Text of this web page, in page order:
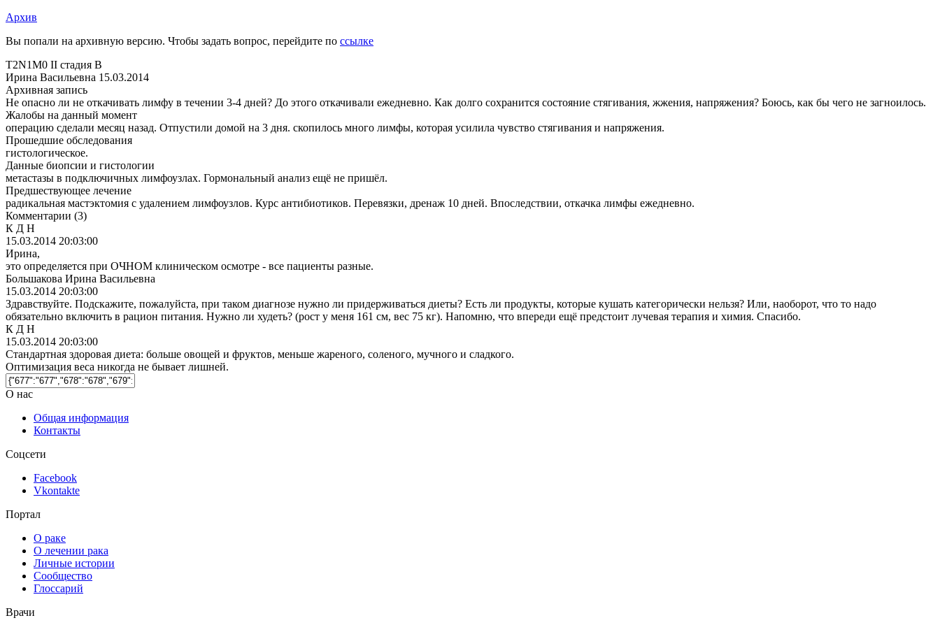
Архив
Вы попали на архивную версию. Чтобы задать вопрос, перейдите по ссылке
T2N1M0 II стадия B
Ирина Васильевна 15.03.2014
Архивная запись
Не опасно ли не откачивать лимфу в течении 3-4 дней? До этого откачивали ежедневно. Как долго сохранится состояние стягивания, жжения, напряжения? Боюсь, как бы чего не загноилось.
Жалобы на данный момент
операцию сделали месяц назад. Отпустили домой на 3 дня. скопилось много лимфы, которая усилила чувство стягивания и напряжения.
Прошедшие обследования
гистологическое.
Данные биопсии и гистологии
метастазы в подключичных лимфоузлах. Гормональный анализ ещё не пришёл.
Предшествующее лечение
радикальная мастэктомия с удалением лимфоузлов. Курс антибиотиков. Перевязки, дренаж 10 дней. Впоследствии, откачка лимфы ежедневно.
Комментарии (3)
К Д Н
15.03.2014 20:03:00
Ирина,
это определяется при ОЧНОМ клиническом осмотре - все пациенты разные.
Большакова Ирина Васильевна
15.03.2014 20:03:00
Здравствуйте. Подскажите, пожалуйста, при таком диагнозе нужно ли придерживаться диеты? Есть ли продукты, которые кушать категорически нельзя? Или, наоборот, что то надо
обязательно включить в рацион питания. Нужно ли худеть? (рост у меня 161 см, вес 75 кг). Напомню, что впереди ещё предстоит лучевая терапия и химия. Спасибо.
К Д Н
15.03.2014 20:03:00
Стандартная здоровая диета: больше овощей и фруктов, меньше жареного, соленого, мучного и сладкого.
Оптимизация веса никогда не бывает лишней.
О нас
Общая информация
Контакты
Соцсети
Facebook
Vkontakte
Портал
О раке
О лечении рака
Личные истории
Сообщество
Глоссарий
Врачи